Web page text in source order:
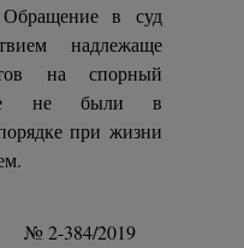
Обращение в суд
надлежаще
на спорный
не были в
при жизни
№ 2-384/2019